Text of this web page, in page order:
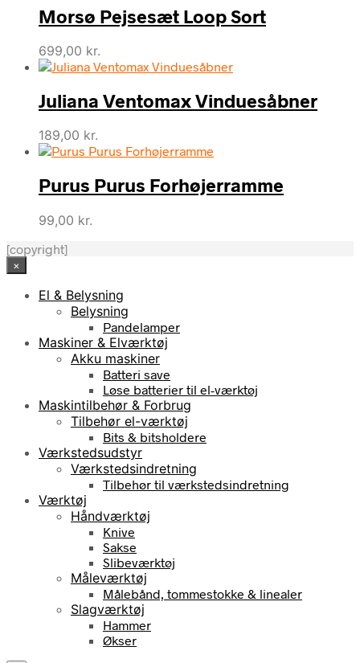
Morsø Pejsesæt Loop Sort
699,00 kr.
Juliana Ventomax Vinduesåbner
189,00 kr.
Purus Purus Forhøjerramme
99,00 kr.
[copyright]
×
El & Belysning
Belysning
Pandelamper
Maskiner & Elværktøj
Akku maskiner
Batteri save
Løse batterier til el-værktøj
Maskintilbehør & Forbrug
Tilbehør el-værktøj
Bits & bitsholdere
Værkstedsudstyr
Værkstedsindretning
Tilbehør til værkstedsindretning
Værktøj
Håndværktøj
Knive
Sakse
Slibeværktøj
Måleværktøj
Målebånd, tommestokke & linealer
Slagværktøj
Hammer
Økser